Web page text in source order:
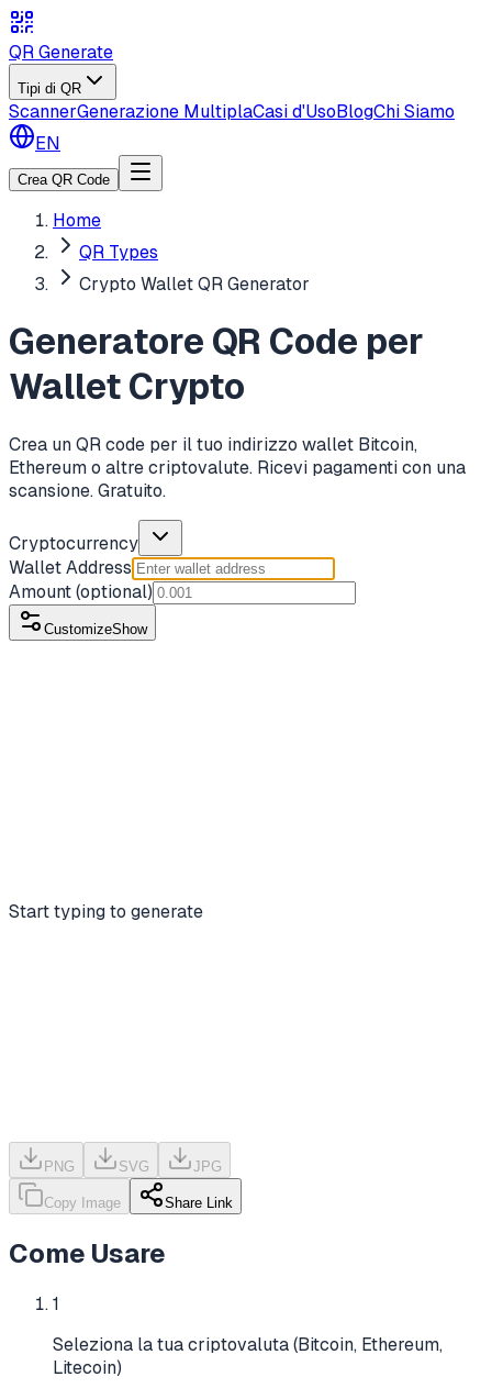
QR Generate
Tipi di QR
ScannerGenerazione MultiplaCasi d'UsoBlogChi Siamo
EN
Crea QR Code
Home
QR Types
Crypto Wallet QR Generator
Generatore QR Code per
Wallet Crypto
Crea un QR code per il tuo indirizzo wallet Bitcoin,
Ethereum o altre criptovalute. Ricevi pagamenti con una
scansione. Gratuito.
Cryptocurrency
Wallet Address
Amount(optional)
CustomizeShow
Start typing to generate
PNG SVG JPG
Copy Image Share Link
Come Usare
1
Seleziona la tua criptovaluta (Bitcoin, Ethereum,
Litecoin)